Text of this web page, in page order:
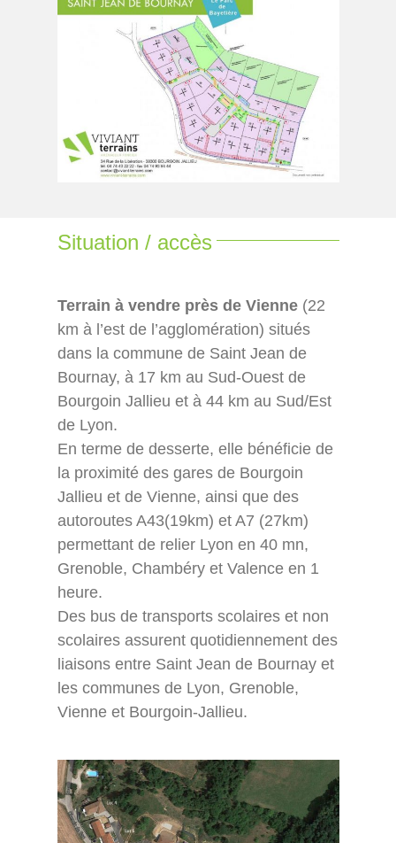
Situation / accès
Terrain à vendre près de Vienne(22
km à l’est de l’agglomération) situés
dans la commune de Saint Jean de
Bournay, à 17 km au Sud-Ouest de
Bourgoin Jallieu et à 44 km au Sud/Est
de Lyon.
En terme de desserte, elle bénéficie de
la proximité des gares de Bourgoin
Jallieu et de Vienne, ainsi que des
autoroutes A43(19km) et A7 (27km)
permettant de relier Lyon en 40 mn,
Grenoble, Chambéry et Valence en 1
heure.
Des bus de transports scolaires et non
scolaires assurent quotidiennement des
liaisons entre Saint Jean de Bournay et
les communes de Lyon, Grenoble,
Vienne et Bourgoin-Jallieu.